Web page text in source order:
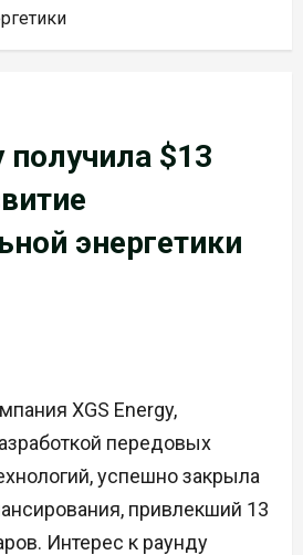
получила $13
энергетики
XGS Energy,
передовых
успешно закрыла
привлекший 13
Интерес к раунду